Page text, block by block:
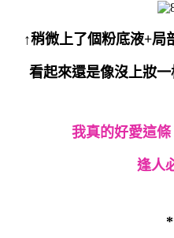
↑稍微上了個粉底液+局
看起來還是像沒上妝
我真的好愛這條
逢人